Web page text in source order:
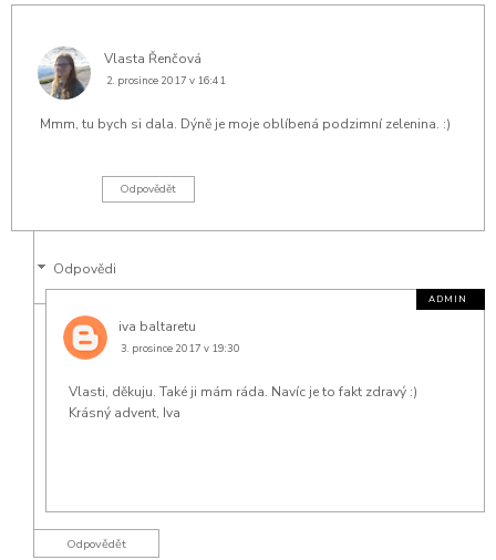
Vlasta Řenčová
2. prosince 2017 v 16:41
Mmm, tu bych si dala. Dýně je moje oblíbená podzimní zelenina. :)
Odpovědět
Odpovědi
iva baltaretu
3. prosince 2017 v 19:30
Vlasti, děkuju. Také ji mám ráda. Navíc je to fakt zdravý :)
Krásný advent, Iva
Odpovědět